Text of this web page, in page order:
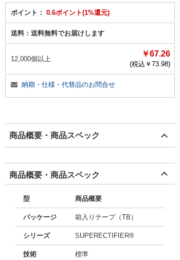
ポイント： 0.6ポイント(1%還元)
送料： 送料無料でお届けします
12,000個以上
￥67.26
(税込￥ 73.98)
納期・仕様・代替品のお問合せ
商品概要・商品スペック
商品概要・商品スペック
型 商品概要
パッケージ 箱入りテープ（TB）
シリーズ SUPERECTIFIER®
技術 標準